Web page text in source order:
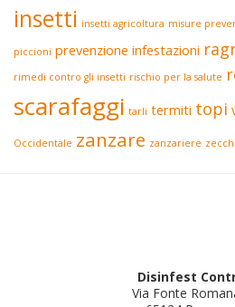
insetti insetti agricoltura misure
piccioni prevenzione infestazioni
rimedi contro gli insetti rischio per la salute
scarafaggi tarli termiti topi
Occidentale zanzare zanzariere
Disinfest
Via Fonte